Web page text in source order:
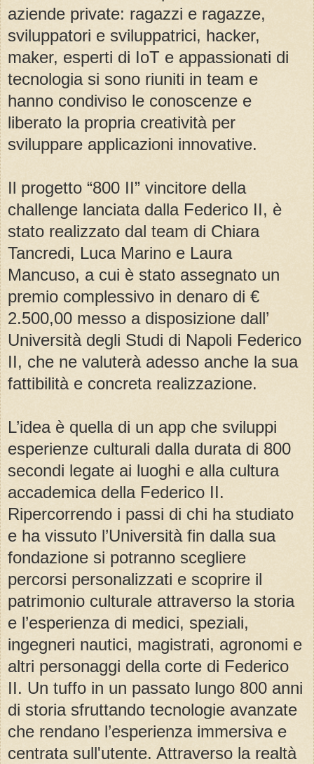
aziende private: ragazzi e ragazze,
sviluppatori e sviluppatrici, hacker,
maker, esperti di IoT e appassionati di
tecnologia si sono riuniti in team e
hanno condiviso le conoscenze e
liberato la propria creatività per
sviluppare applicazioni innovative.
Il progetto “800 II” vincitore della
challenge lanciata dalla Federico II, è
stato realizzato dal team di Chiara
Tancredi, Luca Marino e Laura
Mancuso, a cui è stato assegnato un
premio complessivo in denaro di €
2.500,00 messo a disposizione dall’
Università degli Studi di Napoli Federico
II, che ne valuterà adesso anche la sua
fattibilità e concreta realizzazione.
L’idea è quella di un app che sviluppi
esperienze culturali dalla durata di 800
secondi legate ai luoghi e alla cultura
accademica della Federico II.
Ripercorrendo i passi di chi ha studiato
e ha vissuto l’Università fin dalla sua
fondazione si potranno scegliere
percorsi personalizzati e scoprire il
patrimonio culturale attraverso la storia
e l’esperienza di medici, speziali,
ingegneri nautici, magistrati, agronomi e
altri personaggi della corte di Federico
II. Un tuffo in un passato lungo 800 anni
di storia sfruttando tecnologie avanzate
che rendano l’esperienza immersiva e
centrata sull'utente. Attraverso la realtà